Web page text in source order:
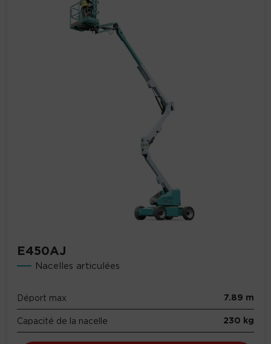
E450AJ
Nacelles articulées
Déport max 7.89 m
Capacité de la nacelle 230 kg